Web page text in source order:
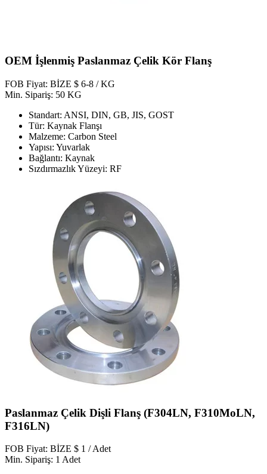
OEM İşlenmiş Paslanmaz Çelik Kör Flanş
FOB Fiyat: BİZE $ 6-8 / KG
Min. Sipariş: 50 KG
Standart: ANSI, DIN, GB, JIS, GOST
Tür: Kaynak Flanşı
Malzeme: Carbon Steel
Yapısı: Yuvarlak
Bağlantı: Kaynak
Sızdırmazlık Yüzeyi: RF
Paslanmaz Çelik Dişli Flanş (F304LN, F310MoLN,
F316LN)
FOB Fiyat: BİZE $ 1 / Adet
Min. Sipariş: 1 Adet